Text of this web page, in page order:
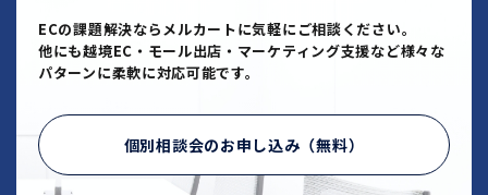
ECの課題解決ならメルカートに気軽にご相談ください。
他にも越境EC・モール出店・マーケティング支援など様々な
パターンに柔軟に対応可能です。
個別相談会のお申し込み（無料）